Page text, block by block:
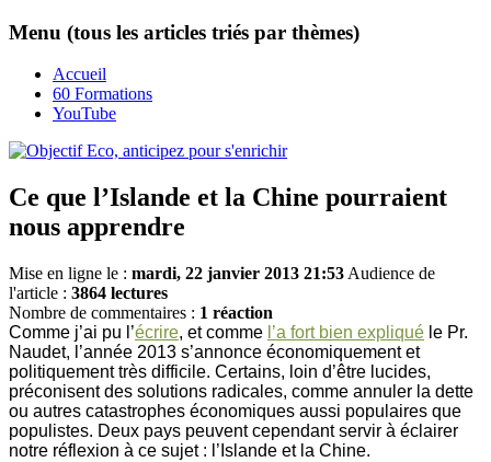
Menu (tous les articles triés par thèmes)
Accueil
60 Formations
YouTube
Ce que l’Islande et la Chine pourraient
nous apprendre
Mise en ligne le : mardi, 22 janvier 2013 21:53 Audience de
l'article : 3864 lectures
Nombre de commentaires : 1 réaction
Comme j’ai pu l’écrire, et comme l’a fort bien expliqué le Pr.
Naudet, l’année 2013 s’annonce économiquement et
politiquement très difficile. Certains, loin d’être lucides,
préconisent des solutions radicales, comme annuler la dette
ou autres catastrophes économiques aussi populaires que
populistes. Deux pays peuvent cependant servir à éclairer
notre réflexion à ce sujet : l’Islande et la Chine.